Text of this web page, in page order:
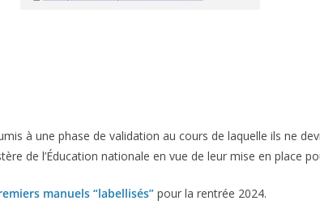
à une phase de validation au cours de laquelle ils ne
de l’Éducation nationale en vue de leur mise en place
manuels “labellisés” pour la rentrée 2024.